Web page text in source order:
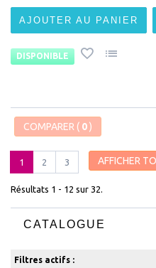
AJOUTER AU PANIER
DISPONIBLE
COMPARER ( 0)
AFFICHER
1 2 3
Résultats 1 - 12 sur 32.
CATALOGUE
Filtres actifs :